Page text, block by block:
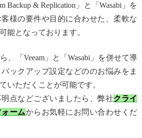
Backup & Replication」と「Wasabi」を
様の要件や目的に合わせた、柔軟な
能となっております。
、「Veeam」と「Wasabi」を併せて導
ックアップ設定などののお悩みをま
いただくことが可能です。
点などございましたら、弊社クライ
ームからお気軽にお問い合わせくだ